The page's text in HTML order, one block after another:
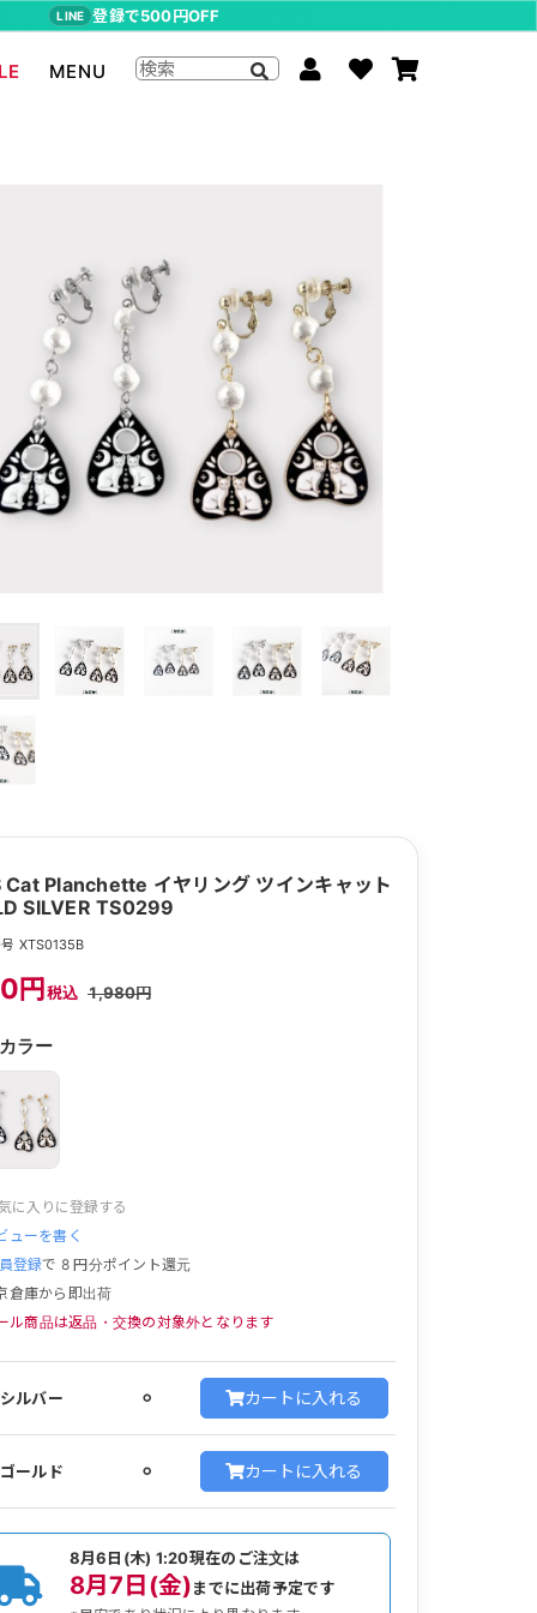
ムーミン
P-CHAN
キャスパー
アーティストグッズ
MENU
LINE 登録で500円OFF
Cat Planchette イヤリング ツインキャット
SILVER TS0299
XTS0135B
円税込 1,980円
ラー
に入りに登録する
ューを書く
登録で 8円分ポイント還元
倉庫から即出荷
ル商品は返品・交換の対象外となります
シルバー ⚪︎ カートに入れる
ゴールド ⚪︎ カートに入れる
8月6日(木) 1:20現在のご注文は
8月7日(金)までに出荷予定です